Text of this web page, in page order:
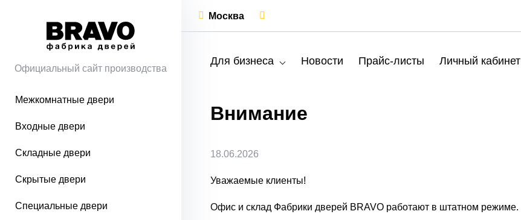
Официальный сайт производства
Межкомнатные двери
Входные двери
Складные двери
Скрытые двери
Специальные двери
Москва
Для бизнеса Новости Прайс-листы Личный кабинет
Внимание
18.06.2026
Уважаемые клиенты!
Офис и склад Фабрики дверей BRAVO работают в штатном режиме.